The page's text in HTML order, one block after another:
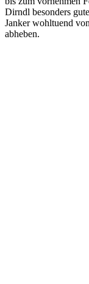
Dirndl besonders
Janker wohltuend
abheben.